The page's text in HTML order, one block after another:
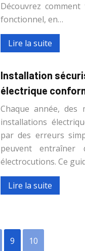
Découvrez
fonctionnel, en…
Lire la suite
Installation
électrique
Chaque année, des
installations
par des erreurs
peuvent entraîner
électrocutions. Ce
Lire la suite
9 10